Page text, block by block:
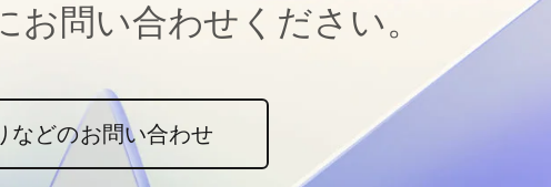
問い合わせください。
などのお問い合わせ